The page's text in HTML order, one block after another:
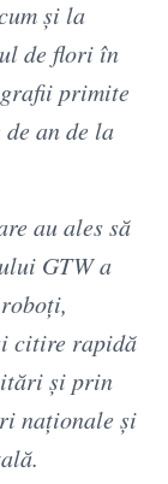
și la
de flori în
primite
an de la
au ales să
GTW a
citire rapidă
și prin
naționale și